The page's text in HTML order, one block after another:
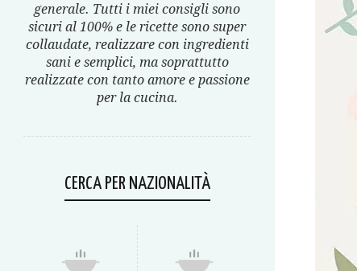
generale. Tutti i miei consigli sono
sicuri al 100% e le ricette sono super
collaudate, realizzare con ingredienti
sani e semplici, ma soprattutto
realizzate con tanto amore e passione
per la cucina.
CERCA PER NAZIONALITÀ